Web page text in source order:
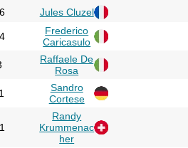
Jules Cluzel
Frederico
Caricasulo
Raffaele De
Rosa
Sandro
Cortese
Randy
Krummenac
her